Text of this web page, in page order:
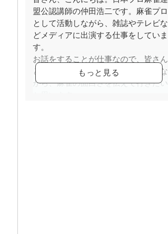
盟公認講師の仲田浩二です。麻雀プロ
として活動しながら、雑誌やテレビな
どメディアに出演する仕事をしていま
す。
お話をすることが仕事なので、皆さん
と楽しくコミュニケーションを取りな
がら、麻雀の面白さを伝えて行きたい